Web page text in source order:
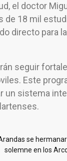
el doctor
de 18 mil
directo para
seguir
Este
un sistema
se
solemne en los